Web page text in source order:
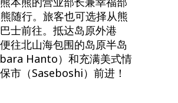
随行。旅客也可选择从熊
士前往。抵达岛原外港
往北山海包围的岛原半岛
Hanto）和充满美式情
市（Saseboshi）前进！